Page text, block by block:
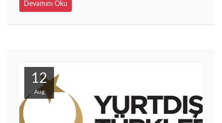
Devamını Oku
12
Aug